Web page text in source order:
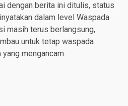
dengan berita ini ditulis, status
dalam level Waspada
masih terus berlangsung,
untuk tetap waspada
mengancam.